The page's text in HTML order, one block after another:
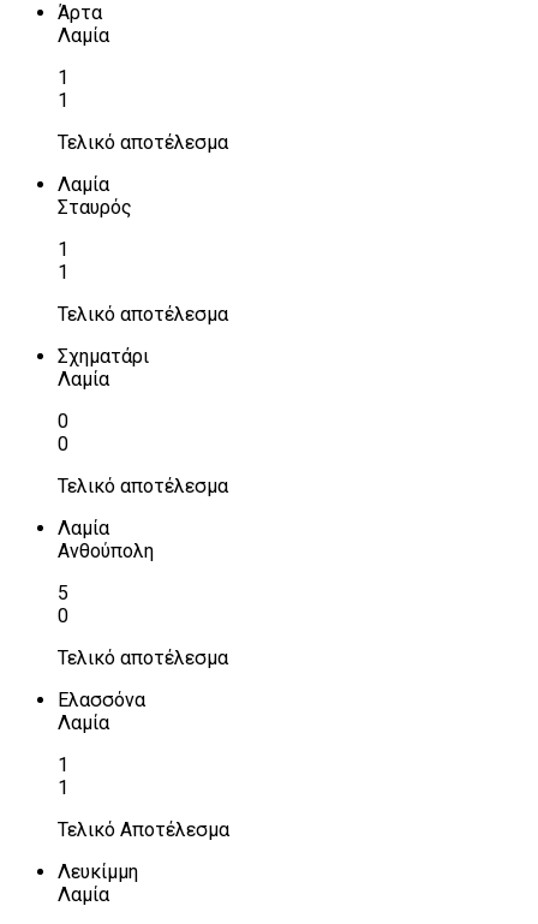
Άρτα
Λαμία
1
1
Τελικό αποτέλεσμα
Λαμία
Σταυρός
1
1
Τελικό αποτέλεσμα
Σχηματάρι
Λαμία
0
0
Τελικό αποτέλεσμα
Λαμία
Ανθούπολη
5
0
Τελικό αποτέλεσμα
Ελασσόνα
Λαμία
1
1
Τελικό Αποτέλεσμα
Λευκίμμη
Λαμία